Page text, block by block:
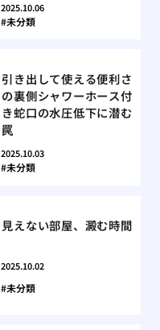
2025.10.06
未分類
引き出して使える便利さ
の裏側シャワーホース付
き蛇口の水圧低下に潜む
罠
2025.10.03
未分類
見えない部屋、澱む時間
2025.10.02
未分類